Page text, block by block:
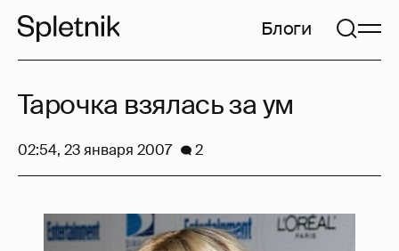
Блоги
Тарочка взялась за ум
02:54, 23 января 2007 2